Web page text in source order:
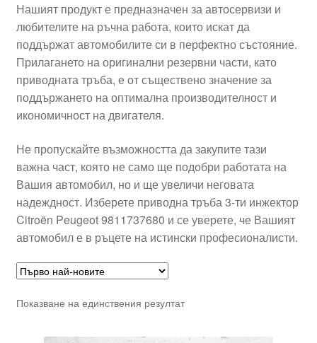
Процедура за рекламации
Разгледайте
Транспорт
Нашият продукт е предназначен за автосервизи и
любителите на ръчна работа, които искат да
поддържат автомобилите си в перфектно състояние.
Прилагането на оригинални резервни части, като
приводната тръба, е от съществено значение за
поддържането на оптимална производителност и
икономичност на двигателя.
Не пропускайте възможността да закупите тази
важна част, която не само ще подобри работата на
Вашия автомобил, но и ще увеличи неговата
надеждност. Изберете приводна тръба 3-ти инжектор
Citroën Peugeot 9811737680 и се уверете, че Вашият
автомобил е в ръцете на истински професионалисти.
Показване на единствения резултат